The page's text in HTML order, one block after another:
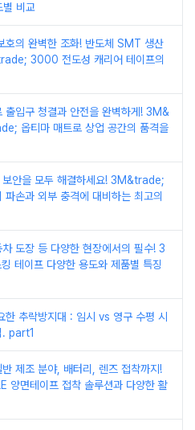
비교
호의 완벽한 조화! 반도체 SMT 생산
3000 전도성 캐리어 테이프의
출입구 청결과 안전을 완벽하게! 3M&
옵티마 매트로 상업 공간의 품격을
보안을 모두 해결하세요! 3M&trade;
파손과 외부 충격에 대비하는 최고의
도장 등 다양한 현장에서의 필수! 3
테이프 다양한 용도와 제품별 특징
한 추락방지대 : 임시 vs 영구 수평 시
. part1
제조 분야, 배터리, 렌즈 접착까지!
면테이프 접착 솔루션과 다양한 활